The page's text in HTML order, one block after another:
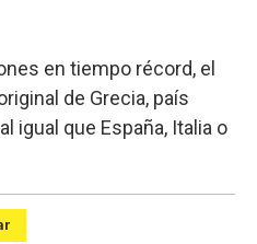
en tiempo récord, el
de Grecia, país
igual que España, Italia o